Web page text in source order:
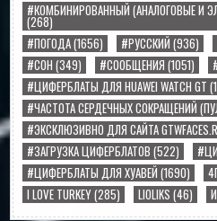
#КОМБИНИРОВАННЫЙ (АНАЛОГОВЫЕ И
(268)
#ПОГОДА(1656) #РУССКИЙ (936)
#СОН (349) #СООБЩЕНИЯ (1051)
#ЦИФЕРБЛАТЫ ДЛЯ HUAWEI WATCH GT
#ЧАСТОТА СЕРДЕЧНЫХ СОКРАЩЕНИЙ
#ЭКСКЛЮЗИВНО ДЛЯ САЙТА
#ЗАГРУЗКА ЦИФЕРБЛАТОВ (522)
#ЦИФЕРБЛАТЫ ДЛЯ ХУАВЕЙ (1690)
I LOVE TURKEY(285) LIOLIKS (46)